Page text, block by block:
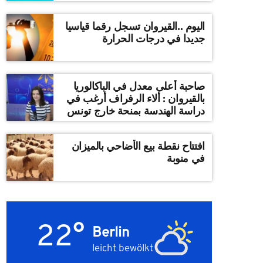
اليوم ..القيروان تسجل رقما قياسيا
جديدا في درجات الحرارة
صاحبة أعلى معدل في الباكالوريا
بالقيروان : ألاء الرفراف أرغب في
دراسة الهندسة بمنحة خارج تونس
افتتاح نقطة بيع الأضاحي بالميزان
في منوبة
Berlin
leicht bewölkt
22°